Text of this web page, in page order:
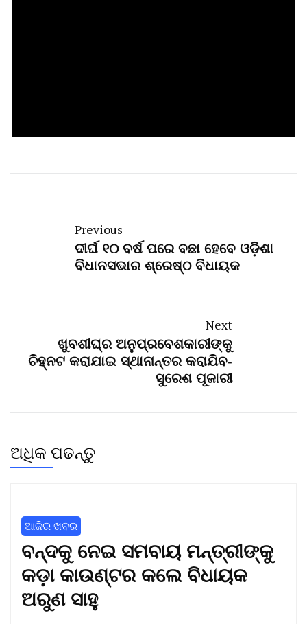
Previous
ଦୀର୍ଘ ୧୦ ବର୍ଷ ପରେ ବଛା ହେବେ ଓଡ଼ିଶା
ବିଧାନସଭାର ଶ୍ରେଷ୍ଠ ବିଧାୟକ
Next
ଖୁବଶୀଘ୍ର ଅନୁପ୍ରବେଶକାରୀଙ୍କୁ
ଚିହ୍ନଟ କରାଯାଇ ସ୍ଥାନାନ୍ତର କରାଯିବ-
ସୁରେଶ ପୂଜାରୀ
ଅଧିକ ପଢନ୍ତୁ
ଆଜିର ଖବର
ବନ୍ଦକୁ ନେଇ ସମବାୟ ମନ୍ତ୍ରୀଙ୍କୁ
କଡ଼ା କାଉଣ୍ଟର କଲେ ବିଧାୟକ
ଅରୁଣ ସାହୁ